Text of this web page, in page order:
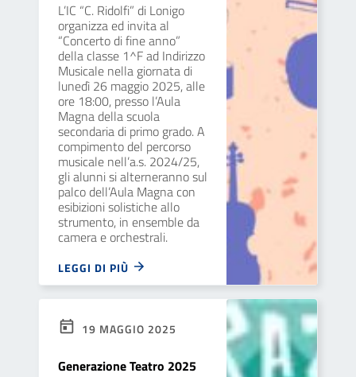
L’IC “C. Ridolfi” di Lonigo
organizza ed invita al
“Concerto di fine anno”
della classe 1^F ad Indirizzo
Musicale nella giornata di
lunedì 26 maggio 2025, alle
ore 18:00, presso l’Aula
Magna della scuola
secondaria di primo grado. A
compimento del percorso
musicale nell’a.s. 2024/25,
gli alunni si alterneranno sul
palco dell’Aula Magna con
esibizioni solistiche allo
strumento, in ensemble da
camera e orchestrali.
LEGGI DI PIÙ
19 MAGGIO 2025
Generazione Teatro 2025